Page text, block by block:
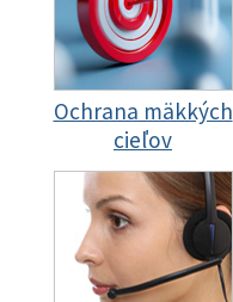
Ochrana mäkkých
cieľov